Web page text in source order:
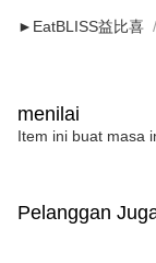
►EatBLISS益比喜
menilai
Item ini buat masa
Pelanggan